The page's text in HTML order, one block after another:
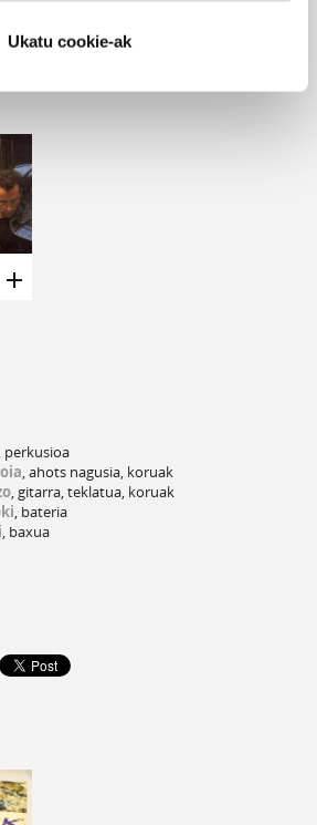
Ukatu cookie-ak
, perkusioa
, ahots nagusia, koruak
, gitarra, teklatua, koruak
, bateria
, baxua